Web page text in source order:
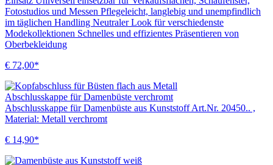
Fotostudios und Messen Pflegeleicht, langlebig und unempfindlich
im täglichen Handling Neutraler Look für verschiedenste
Modekollektionen Schnelles und effizientes Präsentieren von
Oberbekleidung
€ 72,00*
Abschlusskappe für Damenbüste verchromt
Abschlusskappe für Damenbüste aus Kunststoff Art.Nr. 20450.. ,
Material: Metall verchromt
€ 14,90*